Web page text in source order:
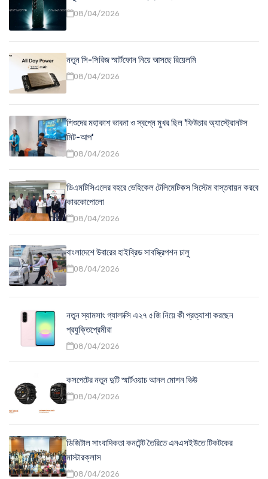
08/04/2026
নতুন সি-সিরিজ স্মার্টফোন নিয়ে আসছে রিয়েলমি
08/04/2026
শিশুদের মহাকাশ ভাবনা ও স্বপ্নে মুখর ছিল 'ফিউচার অ্যাস্ট্রোনটস
মিট-আপ'
08/04/2026
ডিএমটিসিএলের বহরে ভেহিকেল টেলিমেটিকস সিস্টেম বাস্তবায়ন করবে
কারকোপোলো
08/04/2026
বাংলাদেশে উবারের হাইব্রিড সাবস্ক্রিপশন চালু
08/04/2026
নতুন স্যামসাং গ্যালাক্সি এ২৭ ৫জি নিয়ে কী প্রত্যাশা করছেন
প্রযুক্তিপ্রেমীরা
08/04/2026
কসপেটের নতুন দুটি স্মার্টওয়াচ আনল মোশন ভিউ
08/04/2026
ডিজিটাল সাংবাদিকতা কনটেন্ট তৈরিতে এনএসইউতে টিকটকের
মাস্টারক্লাস
08/04/2026